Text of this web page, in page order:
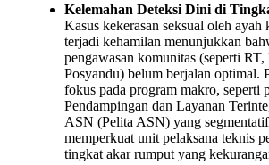
Kelemahan Deteksi Dini di
Kasus kekerasan seksual oleh ayah
terjadi kehamilan menunjukkan
pengawasan komunitas (seperti
Posyandu) belum berjalan optimal.
fokus pada program makro, seperti
Pendampingan dan Layanan
ASN (Pelita ASN) yang
memperkuat unit pelaksana teknis
tingkat akar rumput yang